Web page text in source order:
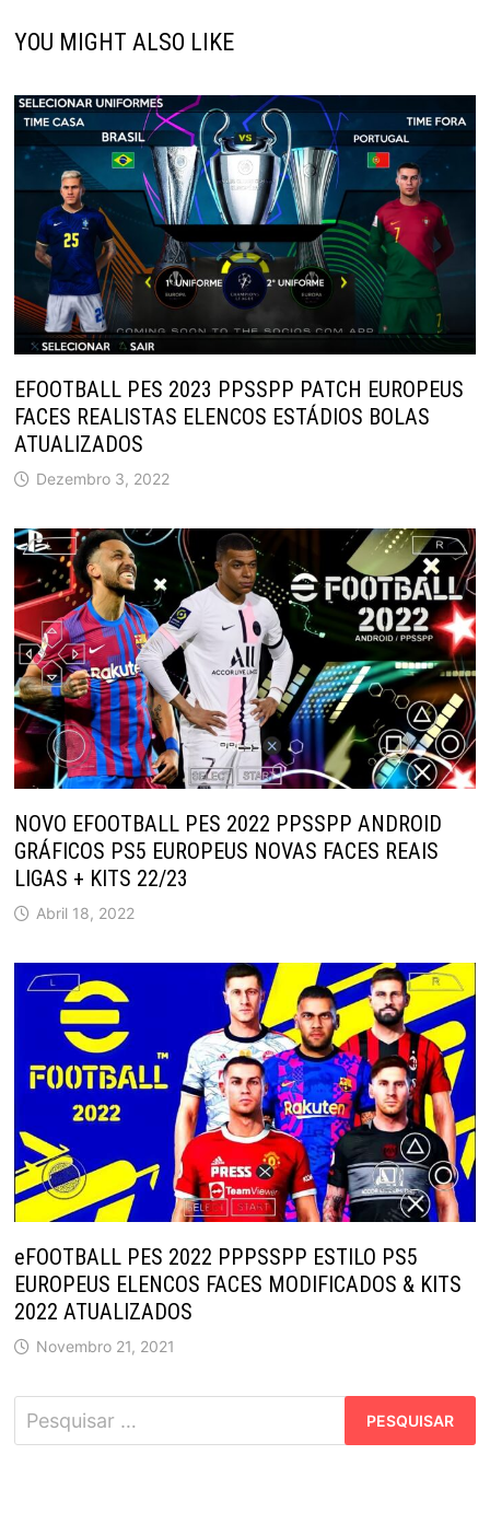
YOU MIGHT ALSO LIKE
EFOOTBALL PES 2023 PPSSPP PATCH EUROPEUS
FACES REALISTAS ELENCOS ESTÁDIOS BOLAS
ATUALIZADOS
Dezembro 3, 2022
NOVO EFOOTBALL PES 2022 PPSSPP ANDROID
GRÁFICOS PS5 EUROPEUS NOVAS FACES REAIS
LIGAS + KITS 22/23
Abril 18, 2022
eFOOTBALL PES 2022 PPPSSPP ESTILO PS5
EUROPEUS ELENCOS FACES MODIFICADOS & KITS
2022 ATUALIZADOS
Novembro 21, 2021
Pesquisar
por: